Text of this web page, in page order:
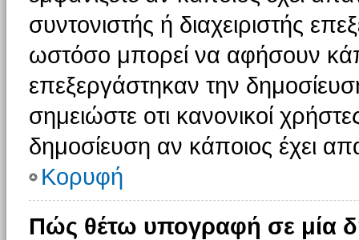
συντονιστής ή διαχειριστής
ωστόσο μπορεί να αφήσουν
επεξεργάστηκαν την
σημειώστε οτι κανονικοί
δημοσίευση αν κάποιος έχει
Κορυφή
Πώς θέτω υπογραφή σε μία